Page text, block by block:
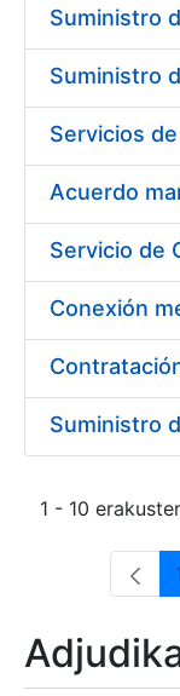
1 - 10
1